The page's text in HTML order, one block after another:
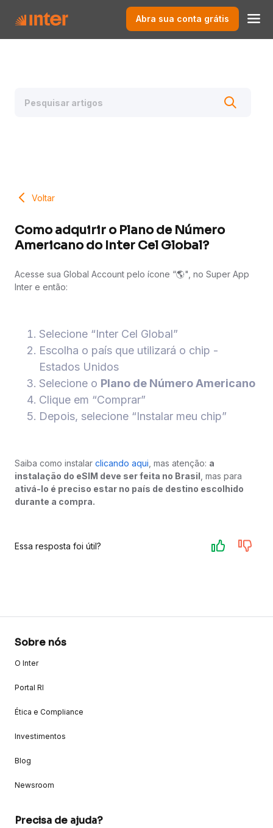
Abra sua conta grátis
Voltar
Como adquirir o Plano de Número
Americano do Inter Cel Global?
Acesse sua Global Account pelo ícone “🌎", no Super App
Inter e então:
Selecione “Inter Cel Global”
Escolha o país que utilizará o chip -
Estados Unidos
Selecione o Plano de Número Americano
Clique em “Comprar”
Depois, selecione “Instalar meu chip”
Saiba como instalar clicando aqui , mas atenção: a
instalação do eSIM deve ser feita no Brasil , mas para
ativá-lo é preciso estar no país de destino escolhido
durante a compra.
Essa resposta foi útil?
Sobre nós
O Inter
Portal RI
Ética e Compliance
Investimentos
Blog
Newsroom
Precisa de ajuda?